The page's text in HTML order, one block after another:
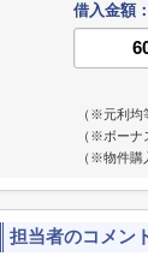
借入金額：
（※元利均
（※ボーナ
（※物件購
担当者のコメン